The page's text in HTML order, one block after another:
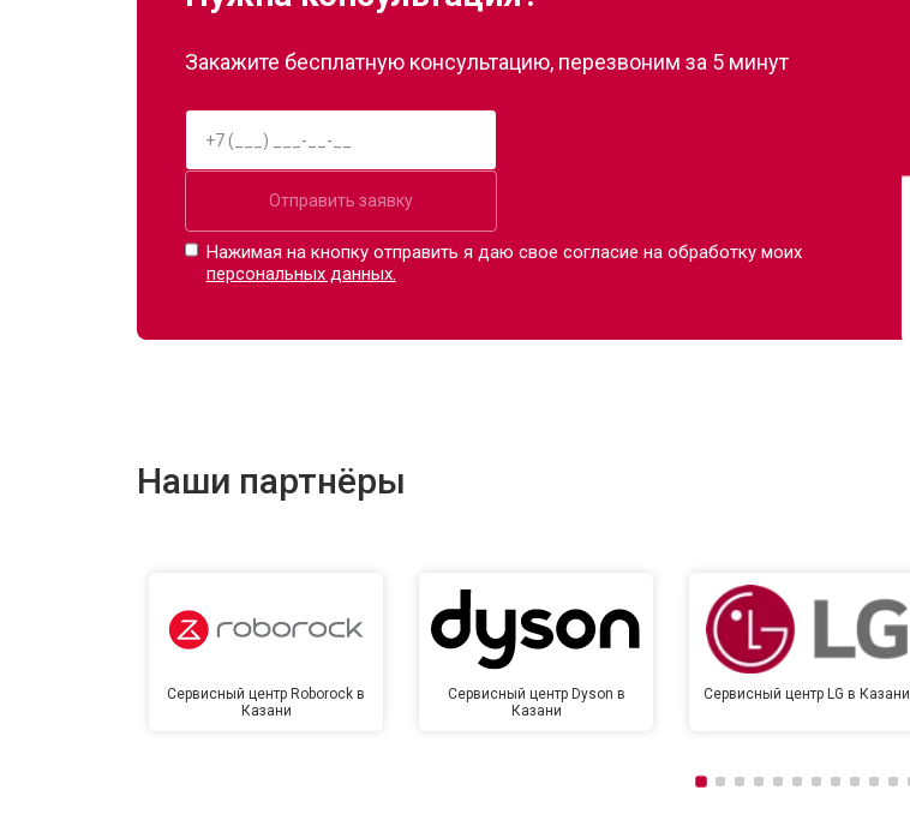
Закажите бесплатную консультацию, перезвоним за 5 минут
Отправить заявку
Нажимая на кнопку отправить я даю свое согласие на обработку моих
персональных данных.
Наши партнёры
Сервисный центр Roborock в
Казани
Сервисный центр Dyson в
Казани
Сервисный центр LG в Казани